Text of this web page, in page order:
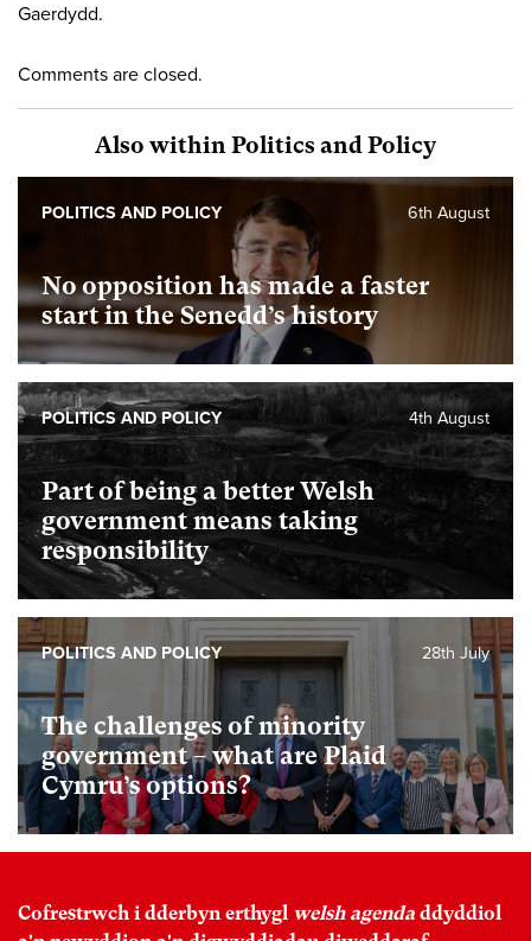
Gaerdydd.
Comments are closed.
Also within Politics and Policy
No opposition has made a faster
start in the Senedd’s history
6th August
POLITICS AND POLICY
Part of being a better Welsh
government means taking
responsibility
4th August
POLITICS AND POLICY
The challenges of minority
government – what are Plaid
Cymru’s options?
28th July
POLITICS AND POLICY
Cofrestrwch i dderbyn erthygl welsh agenda ddyddiol